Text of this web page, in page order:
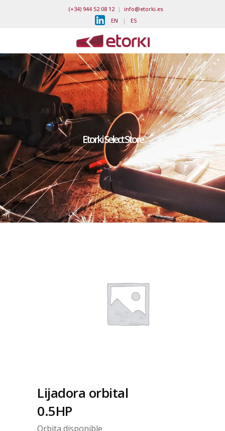
(+34) 944 52 08 12| info@etorki.es
EN | ES
Etorki Select Store
Lijadora orbital
0.5HP
Orbita disponible